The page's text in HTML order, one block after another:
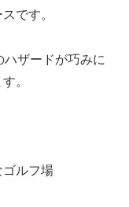
です。
ザードが巧みに
。
ゴルフ場